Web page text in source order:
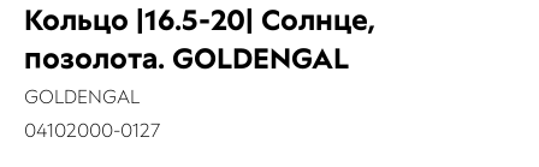
Кольцо |16.5-20| Солнце,
позолота. GOLDENGAL
GOLDENGAL
04102000-0127